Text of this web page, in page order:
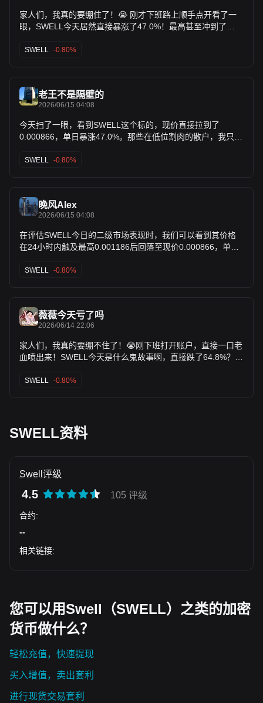
家人们，我真的要绷住了！😭 刚才下班路上顺手点开看了一
眼，SWELL今天居然直接暴涨了47.0%！最高甚至冲到了
我之前还嫌它没动静，结果一没看就悄悄涨了这么多！这就是
些，但这波体验确实有点刺激。散了散了，今晚必须加个鸡腿
犒劳一下自己，希望明天继续给力啊！🚀
SWELL -0.80%
老王不是隔壁的
2026/06/15 04:08
今天扫了一眼，看到SWELL这个标的，现价直接拉到了
0.000866，单日暴涨47.0%。那些在低位割肉的散户，我只能
二十几年，1999年到现在见识过无数自以为聪明的投机者，但
的技术路线图在重塑某些行业壁垒。这绝对是一场技术颠覆。
不用跟我扯那些没用的，这就是产业趋势的力量。好好看着，
科技正在吃掉整个世界，真正的革命才刚刚开始。这就是格局
的差距。
SWELL -0.80%
晚风Alex
2026/06/15 04:08
在评估SWELL今日的二级市场表现时，我们可以看到其价格
在24小时内触及最高0.001186后回落至现价0.000866，单日
者，我通常对此类高波动性且缺乏清晰毛利率支撑的资产保持
层面产生可持续的生态收入前，这种资金推动的上涨缺乏坚实
的价值锚点。我们仍然需要持续跟踪其筹码分布及后续的项目
基本面指引，而非被短期波动干扰决策。
SWELL -0.80%
薇薇今天亏了吗
2026/06/14 22:06
家人们，我真的要绷不住了！😭刚下班打开账户，直接一口老
血喷出来！SWELL今天是什么鬼故事啊，直接跌了64.8%？？
“消费”体验真的太窒息了！崩了，彻底崩了，感觉我那点奶茶
SWELL -0.80%
SWELL资料
Swell评级
4.5 105 评级
合约:
--
相关链接:
您可以用Swell（SWELL）之类的加密
货币做什么？
轻松充值，快速提现
买入增值，卖出套利
进行现货交易套利